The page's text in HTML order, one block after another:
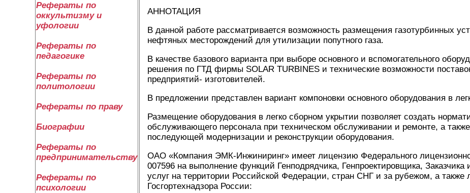
Рефераты по
оккультизму и
уфологии
Рефераты по
педагогике
Рефераты по
политологии
Рефераты по праву
Биографии
Рефераты по
предпринимательству
Рефераты по
психологии
АННОТАЦИЯ
В данной работе рассматривается возможность размещения газотурбинных
нефтяных месторождений для утилизации попутного газа.
В качестве базового варианта при выборе основного и вспомогательного
решения по ГТД фирмы SOLAR TURBINES и технические возможности
предприятий- изготовителей.
В предложении представлен вариант компоновки основного оборудования в
Размещение оборудования в легко сборном укрытии позволяет создать
обслуживающего персонала при техническом обслуживании и ремонте, а
последующей модернизации и реконструкции оборудования.
ОАО «Компания ЭМК-Инжиниринг» имеет лицензию Федерального
007596 на выполнение функций Генподрядчика, Генпроектировщика, Заказчика
услуг на территории Российской Федерации, стран СНГ и за рубежом, а также
Госгортехнадзора России: